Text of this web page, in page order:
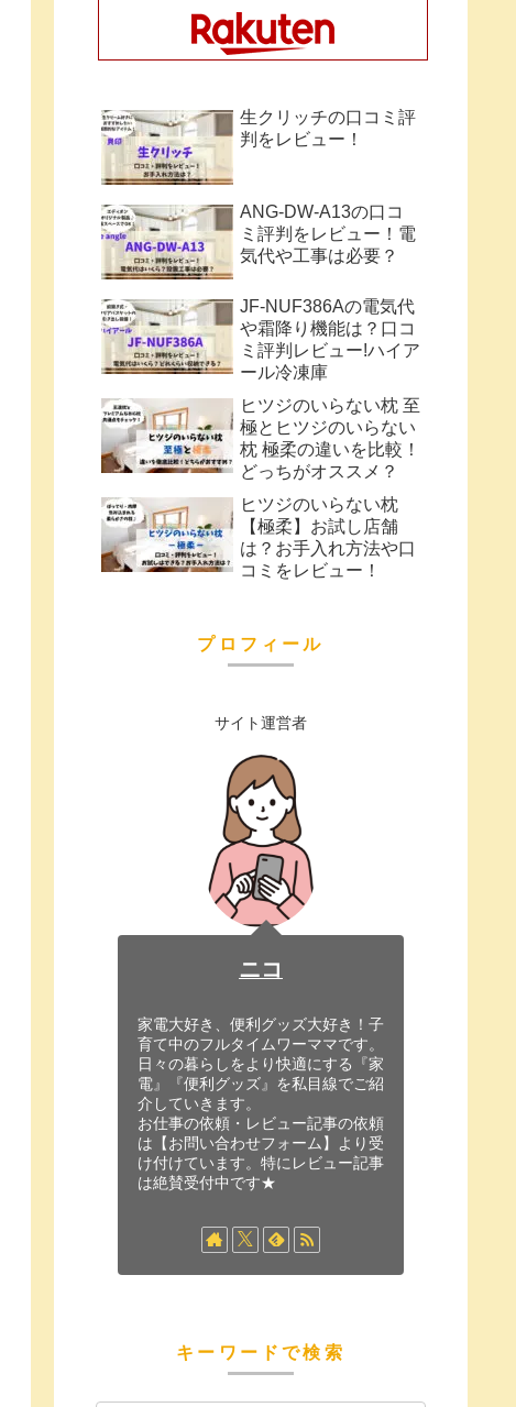
生クリッチの口コミ評
判をレビュー！
ANG-DW-A13の口コ
ミ評判をレビュー！電
気代や工事は必要？
JF-NUF386Aの電気代
や霜降り機能は？口コ
ミ評判レビュー!ハイア
ール冷凍庫
ヒツジのいらない枕 至
極とヒツジのいらない
枕 極柔の違いを比較！
どっちがオススメ？
ヒツジのいらない枕
【極柔】お試し店舗
は？お手入れ方法や口
コミをレビュー！
プロフィール
サイト運営者
ニコ
家電大好き、便利グッズ大好き！子
育て中のフルタイムワーママです。
日々の暮らしをより快適にする『家
電』『便利グッズ』を私目線でご紹
介していきます。
お仕事の依頼・レビュー記事の依頼
は【お問い合わせフォーム】より受
け付けています。特にレビュー記事
は絶賛受付中です★
キーワードで検索